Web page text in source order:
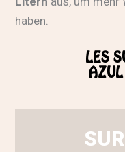
haben.
LES
AZUL